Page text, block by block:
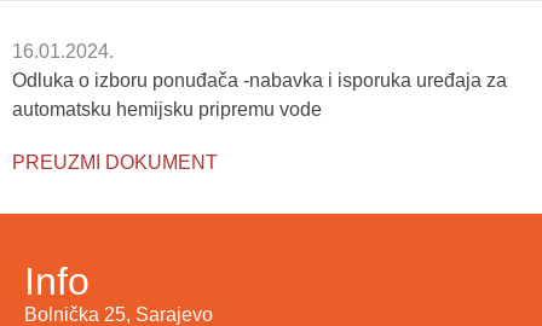
16.01.2024.
Odluka o izboru ponuđača -nabavka i isporuka uređaja za
automatsku hemijsku pripremu vode
PREUZMI DOKUMENT
Info
Bolnička 25, Sarajevo